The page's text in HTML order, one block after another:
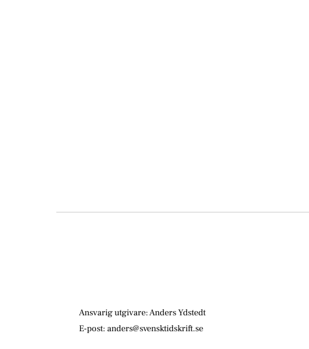
Ansvarig utgivare: Anders Ydstedt
E-post: anders@svensktidskrift.se